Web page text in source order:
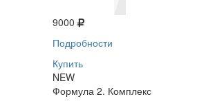
9000
Подробности
Купить
NEW
Формула 2. Комплекс